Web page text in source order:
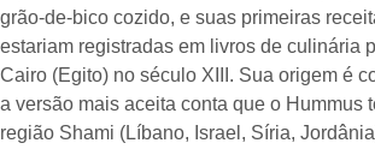
grão-de-bico cozido, e suas primeiras
estariam registradas em livros de culinária
Cairo (Egito) no século XIII. Sua origem é
a versão mais aceita conta que o Hummus
região Shami (Líbano, Israel, Síria,